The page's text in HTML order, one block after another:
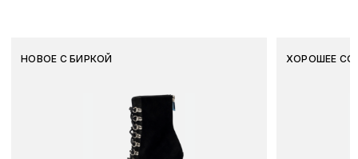
НОВОЕ С БИРКОЙ ХОРОШЕЕ